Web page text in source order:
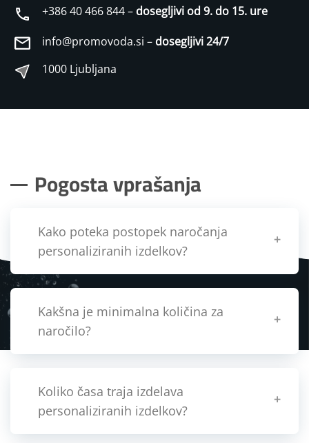
+386 40 466 844 – dosegljivi od 9. do 15. ure
info@promovoda.si – dosegljivi 24/7
1000 Ljubljana
Pogosta vprašanja
Kako poteka postopek naročanja
personaliziranih izdelkov?
Kakšna je minimalna količina za
naročilo?
Koliko časa traja izdelava
personaliziranih izdelkov?